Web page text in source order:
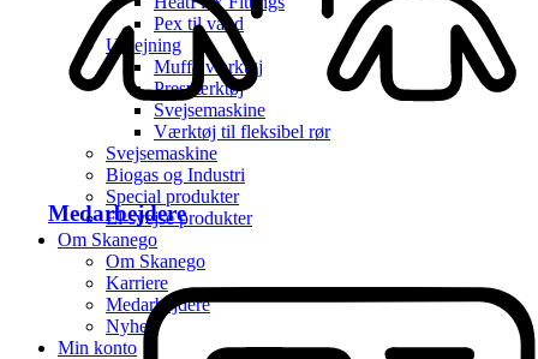
Medarbejdere
Pex til vand
Udlejning
Muffe værktøj
Presværktøj
Svejsemaskine
Værktøj til fleksibel rør
Svejsemaskine
Biogas og Industri
Special produkter
El-svejse produkter
Om Skanego
Om Skanego
Karriere
Medarbejdere
Nyhed
Min konto